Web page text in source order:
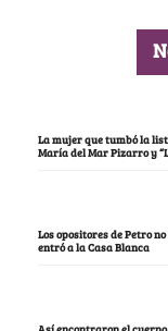
La mujer que tumbó la
María del Mar Pizarro y
Los opositores de Petro
entró a la Casa Blanca